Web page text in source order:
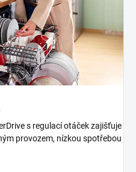
s regulací otáček zajišťuje
provozem, nízkou spotřebou